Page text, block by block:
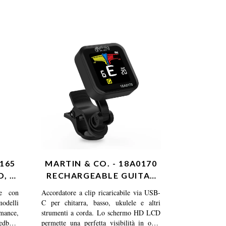
J,
con
MARTIN & CO. - 18A0170
RECHARGEABLE GUITAR
Accordatore a clip ricaricabile via USB-
C per chitarra, basso, ukulele e altri
strumenti a corda. Lo schermo HD LCD
permette una perfetta visibilità in ogni